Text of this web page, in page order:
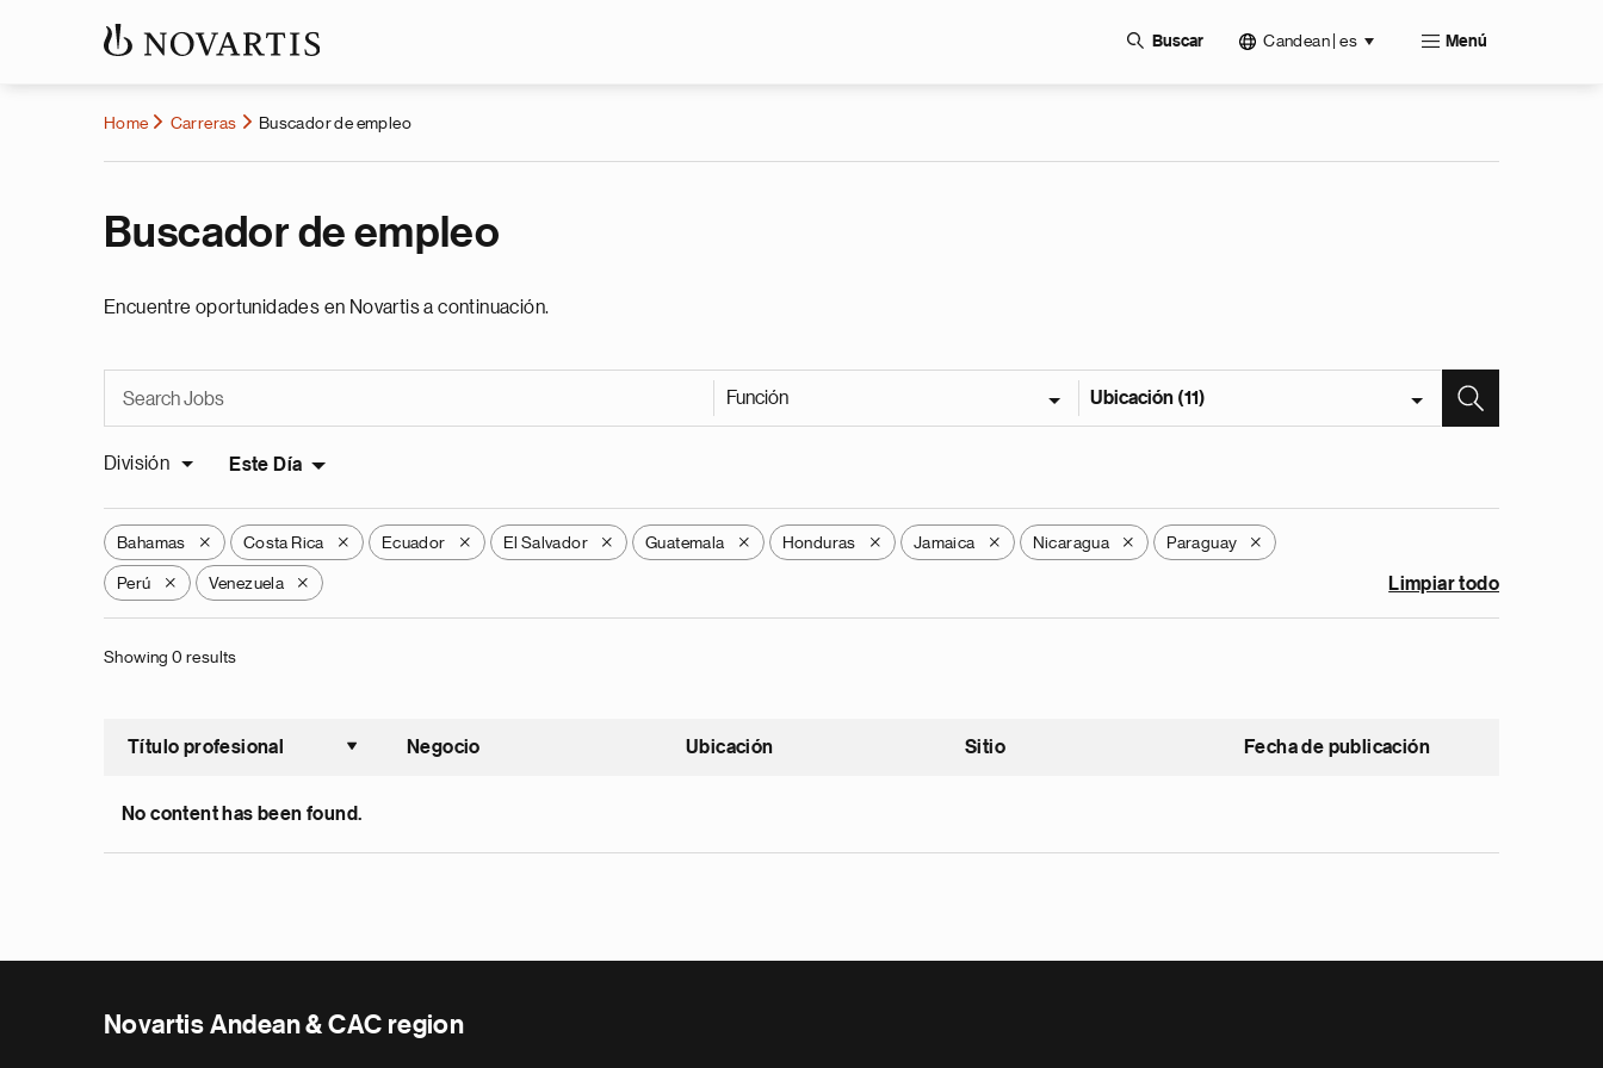
Buscar Candean | es Menú
Home Carreras Buscador de empleo
Buscador de empleo
Encuentre oportunidades en Novartis a continuación.
Función Ubicación (11)
División Este Día
Bahamas X Costa Rica X Ecuador X El Salvador X Guatemala X Honduras X Jamaica X Nicaragua X Paraguay X
Perú X Venezuela X Limpiar todo
Showing 0 results
Título profesional
Ordenar ascendente
Negocio Ubicación Sitio Fecha de publicación
No content has been found.
Novartis Andean & CAC region